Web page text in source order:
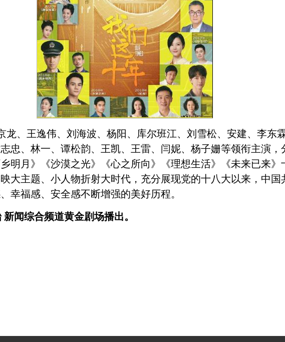
龙、王逸伟、刘海波、杨阳、库尔班江、刘雪松、安建、李东
忠、林一、谭松韵、王凯、王雷、闫妮、杨子姗等领衔主演
明月》《沙漠之光》《心之所向》《理想生活》《未来已来
大主题、小人物折射大时代，充分展现党的十八大以来，中
幸福感、安全感不断增强的美好历程。
闻综合频道黄金剧场播出。